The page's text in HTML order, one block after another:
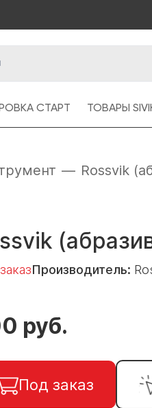
СТАРТ ТОВАРЫ
— Rossvik
Производитель:
руб.
Под заказ